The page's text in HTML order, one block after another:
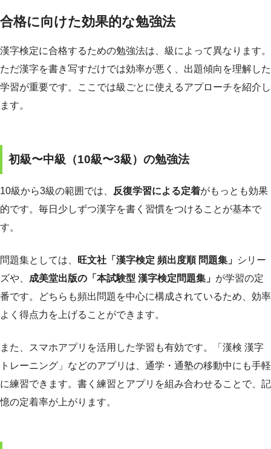
合格に向けた効果的な勉強法
漢字検定に合格するための勉強法は、級によって異なります。
ただ漢字を書き写すだけでは効率が悪く、出題傾向を理解した
学習が重要です。ここでは級ごとに使えるアプローチを紹介し
ます。
初級〜中級（10級〜3級）の勉強法
10級から3級の範囲では、 反復学習による定着がもっとも効果
的です。毎日少しずつ漢字を書く習慣をつけることが基本で
す。
問題集としては、 旺文社「漢字検定 頻出度順 問題集」 シリー
ズや、 成美堂出版の「本試験型 漢字検定問題集」 が学習の定
番です。どちらも頻出問題を中心に構成されているため、効率
よく得点力を上げることができます。
また、スマホアプリを活用した学習も有効です。「漢検 漢字
トレーニング」などのアプリは、通学・通塾の移動中にも手軽
に練習できます。書く練習とアプリを組み合わせることで、記
憶の定着率が上がります。